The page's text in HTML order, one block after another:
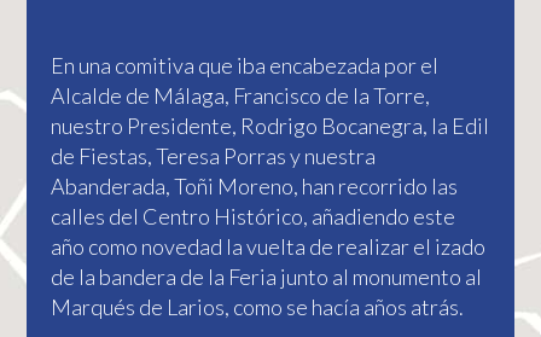
En una comitiva que iba encabezada por el
Alcalde de Málaga, Francisco de la Torre,
nuestro Presidente, Rodrigo Bocanegra, la Edil
de Fiestas, Teresa Porras y nuestra
Abanderada, Toñi Moreno, han recorrido las
calles del Centro Histórico, añadiendo este
año como novedad la vuelta de realizar el izado
de la bandera de la Feria junto al monumento al
Marqués de Larios, como se hacía años atrás.